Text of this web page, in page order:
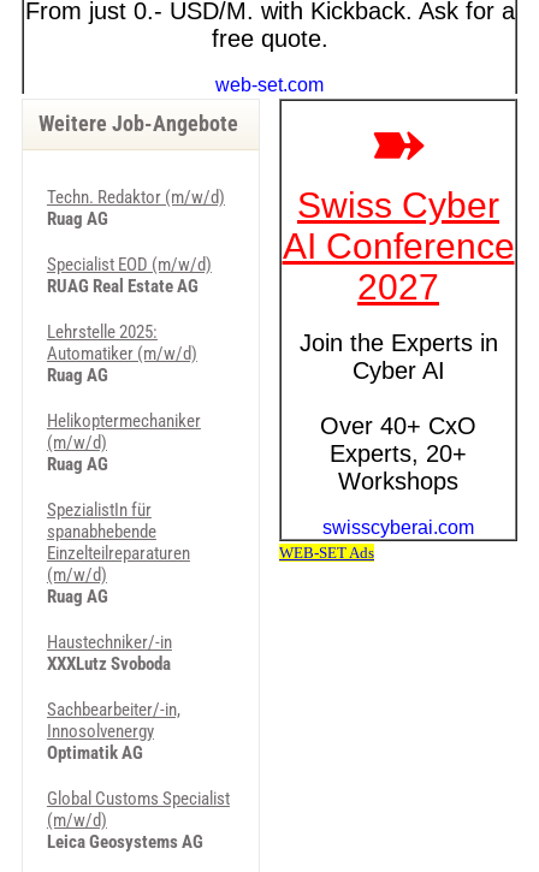
Weitere Job-Angebote
Techn. Redaktor (m/w/d)
Ruag AG
Specialist EOD (m/w/d)
RUAG Real Estate AG
Lehrstelle 2025:
Automatiker (m/w/d)
Ruag AG
Helikoptermechaniker
(m/w/d)
Ruag AG
SpezialistIn für
spanabhebende
Einzelteilreparaturen
(m/w/d)
Ruag AG
Haustechniker/-in
XXXLutz Svoboda
Sachbearbeiter/-in,
Innosolvenergy
Optimatik AG
Global Customs Specialist
(m/w/d)
Leica Geosystems AG